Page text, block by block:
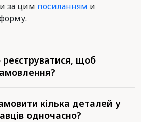
за цим посиланням и
реєструватися, щоб
кілька деталей у
одночасно?